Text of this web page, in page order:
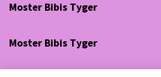
Moster Bibis Tyger
Moster Bibis Tyger